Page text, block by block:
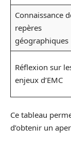
Connaissance
repères
géographiques
Réflexion sur
enjeux d’EMC
Ce tableau
d’obtenir un